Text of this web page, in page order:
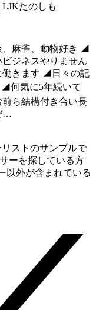
たのしも
麻雀、動物好き ◢
ビジネスやりません
働きます ◢日々の記
◢何気に5年続いて
前ら結構付き合い長
…
ストのサンプルで
ーを探している方
以外が含まれている